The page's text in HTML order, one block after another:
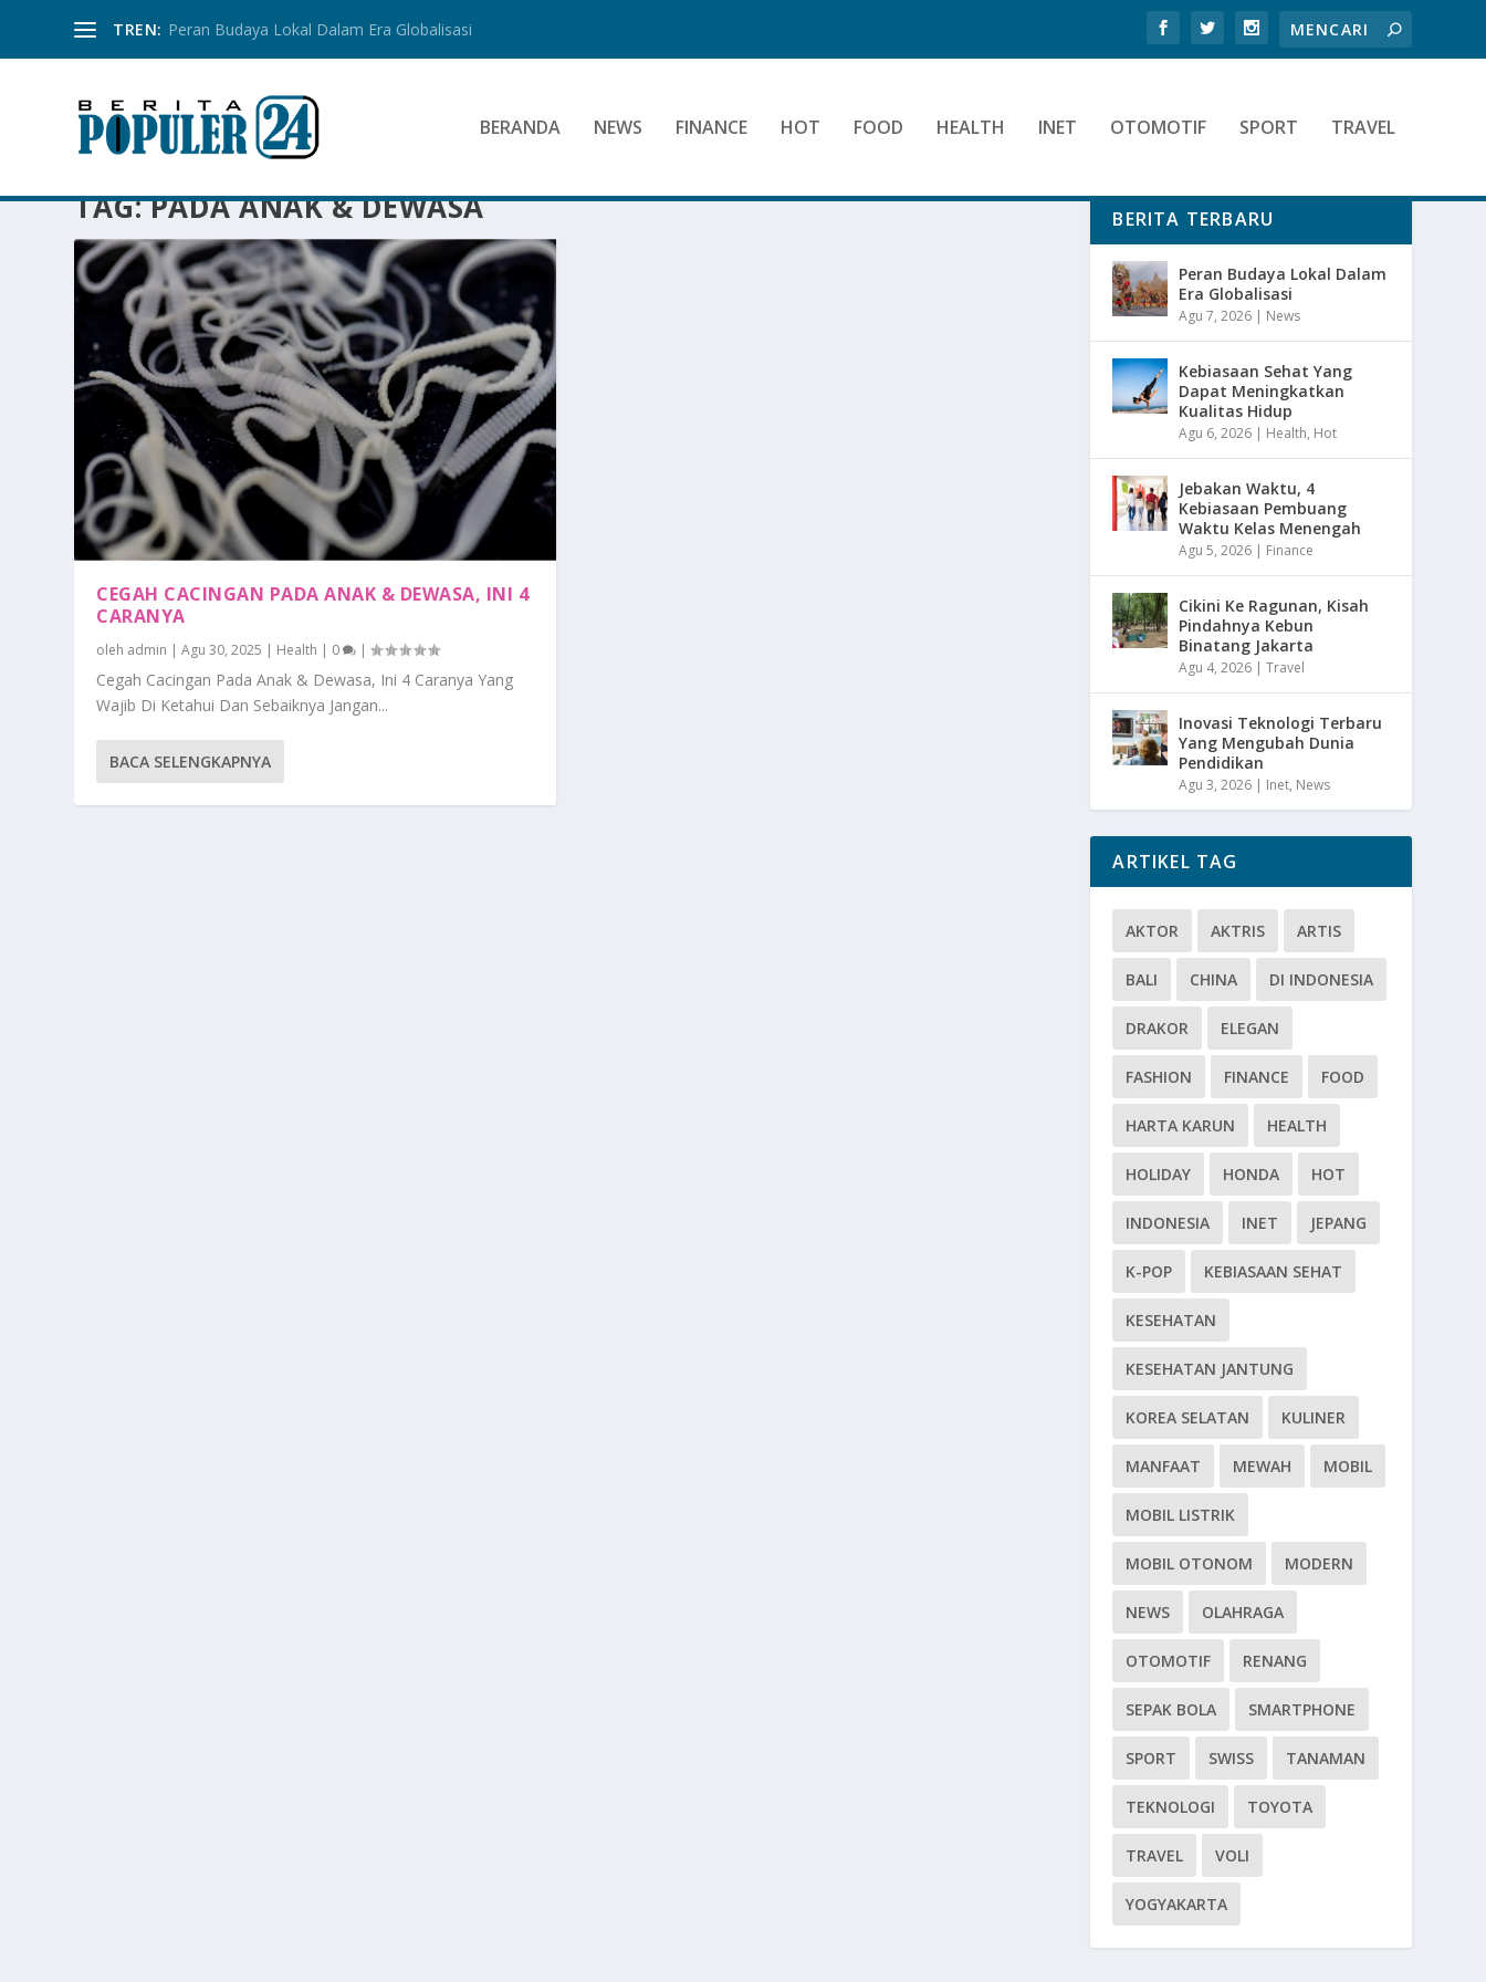
TREN: Peran Budaya Lokal Dalam Era Globalisasi
BERANDA NEWS FINANCE HOT FOOD HEALTH INET OTOMOTIF SPORT TRAVEL
TAG:PADA ANAK & DEWASA
CEGAH CACINGAN PADA ANAK & DEWASA, INI 4
CARANYA
oleh admin |Agu 30, 2025 | Health | 0 |
Cegah Cacingan Pada Anak & Dewasa, Ini 4 Caranya Yang
Wajib Di Ketahui Dan Sebaiknya Jangan...
BACA SELENGKAPNYA
BERITA TERBARU
Peran Budaya Lokal Dalam
Era Globalisasi
Agu 7, 2026 | News
Kebiasaan Sehat Yang
Dapat Meningkatkan
Kualitas Hidup
Agu 6, 2026 | Health, Hot
Jebakan Waktu, 4
Kebiasaan Pembuang
Waktu Kelas Menengah
Agu 5, 2026 | Finance
Cikini Ke Ragunan, Kisah
Pindahnya Kebun
Binatang Jakarta
Agu 4, 2026 |Travel
Inovasi Teknologi Terbaru
Yang Mengubah Dunia
Pendidikan
Agu 3, 2026 | Inet, News
ARTIKEL TAG
AKTOR AKTRIS ARTIS
BALI CHINA DI INDONESIA
DRAKOR ELEGAN
FASHION FINANCE FOOD
HARTA KARUN HEALTH
HOLIDAY HONDA HOT
INDONESIA INET JEPANG
K-POP KEBIASAAN SEHAT
KESEHATAN
KESEHATAN JANTUNG
KOREA SELATAN KULINER
MANFAAT MEWAH MOBIL
MOBIL LISTRIK
MOBIL OTONOM MODERN
NEWS OLAHRAGA
OTOMOTIF RENANG
SEPAK BOLA SMARTPHONE
SPORT SWISS TANAMAN
TEKNOLOGI TOYOTA
TRAVEL VOLI
YOGYAKARTA